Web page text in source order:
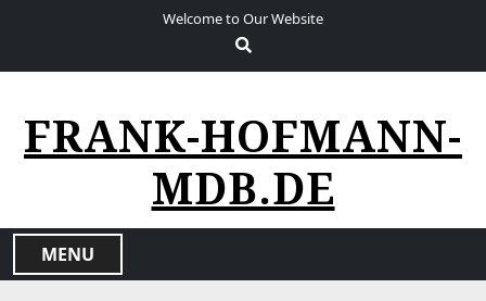
Welcome to Our Website
FRANK-HOFMANN-
MDB.DE
MENU